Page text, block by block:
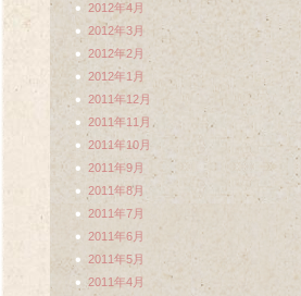
2012年4月
2012年3月
2012年2月
2012年1月
2011年12月
2011年11月
2011年10月
2011年9月
2011年8月
2011年7月
2011年6月
2011年5月
2011年4月